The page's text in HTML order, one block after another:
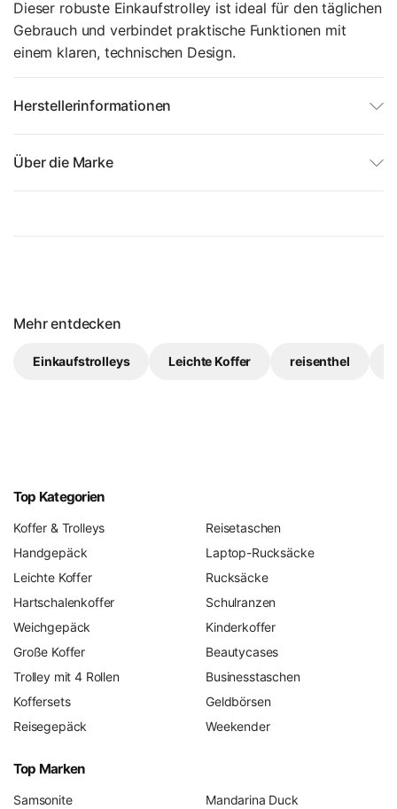
Dieser robuste Einkaufstrolley ist ideal für den täglichen
Gebrauch und verbindet praktische Funktionen mit
einem klaren, technischen Design.
Herstellerinformationen
Über die Marke
Mehr entdecken
Einkaufstrolleys Leichte Koffer reisenthel
Top Kategorien
Koffer & Trolleys
Handgepäck
Leichte Koffer
Hartschalenkoffer
Weichgepäck
Große Koffer
Trolley mit 4 Rollen
Koffersets
Reisegepäck
Reisetaschen
Laptop-Rucksäcke
Rucksäcke
Schulranzen
Kinderkoffer
Beautycases
Businesstaschen
Geldbörsen
Weekender
Top Marken
Samsonite
Mandarina Duck